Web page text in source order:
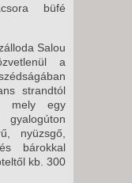
büfé
Salou
a
strandtól
mely egy
nyüzsgő,
bárokkal
kb. 300